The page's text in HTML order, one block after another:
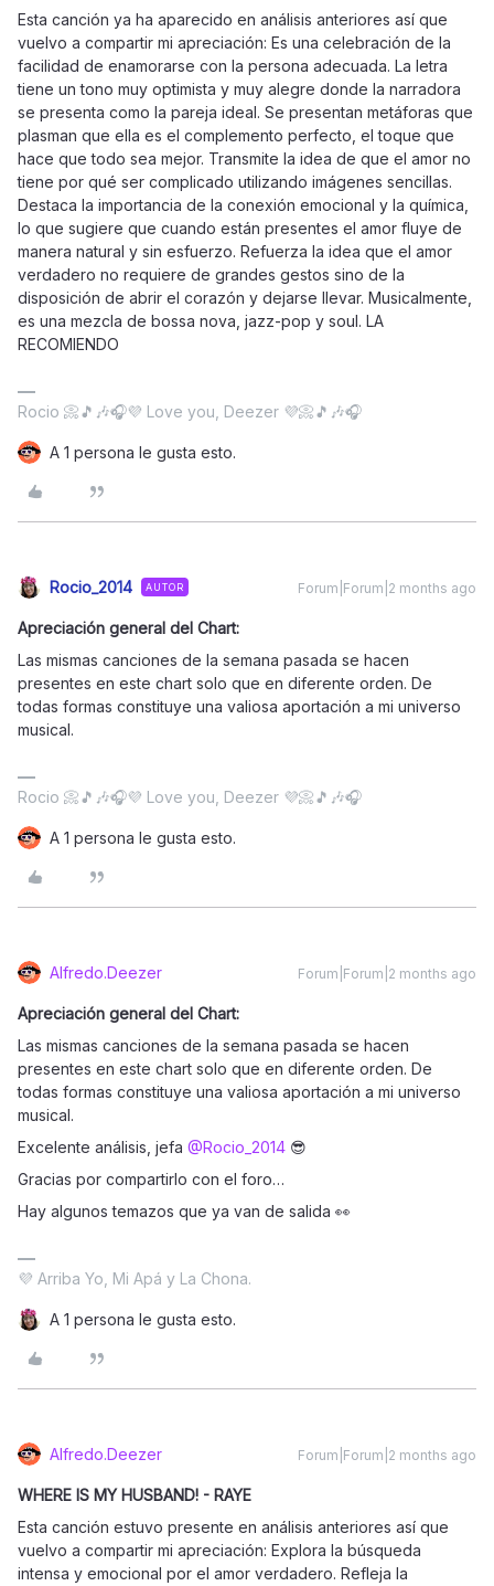
Esta canción ya ha aparecido en análisis anteriores así que
vuelvo a compartir mi apreciación: Es una celebración de la
facilidad de enamorarse con la persona adecuada. La letra
tiene un tono muy optimista y muy alegre donde la narradora
se presenta como la pareja ideal. Se presentan metáforas que
plasman que ella es el complemento perfecto, el toque que
hace que todo sea mejor. Transmite la idea de que el amor no
tiene por qué ser complicado utilizando imágenes sencillas.
Destaca la importancia de la conexión emocional y la química,
lo que sugiere que cuando están presentes el amor fluye de
manera natural y sin esfuerzo. Refuerza la idea que el amor
verdadero no requiere de grandes gestos sino de la
disposición de abrir el corazón y dejarse llevar. Musicalmente,
es una mezcla de bossa nova, jazz-pop y soul. LA
RECOMIENDO
Rocio 📀🎵🎶🎧💜 Love you, Deezer 💜📀🎵🎶🎧
A 1 persona le gusta esto.
Rocio_2014 AUTOR Forum|Forum|2 months ago
Apreciación general del Chart:
Las mismas canciones de la semana pasada se hacen
presentes en este chart solo que en diferente orden. De
todas formas constituye una valiosa aportación a mi universo
musical.
Rocio 📀🎵🎶🎧💜 Love you, Deezer 💜📀🎵🎶🎧
A 1 persona le gusta esto.
Alfredo.Deezer Forum|Forum|2 months ago
Apreciación general del Chart:
Las mismas canciones de la semana pasada se hacen
presentes en este chart solo que en diferente orden. De
todas formas constituye una valiosa aportación a mi universo
musical.
Excelente análisis, jefa ​ @Rocio_2014 😎
Gracias por compartirlo con el foro…
Hay algunos temazos que ya van de salida 👀
💜 Arriba Yo, Mi Apá y La Chona.
A 1 persona le gusta esto.
Alfredo.Deezer Forum|Forum|2 months ago
WHERE IS MY HUSBAND! - RAYE
Esta canción estuvo presente en análisis anteriores así que
vuelvo a compartir mi apreciación: Explora la búsqueda
intensa y emocional por el amor verdadero. Refleja la